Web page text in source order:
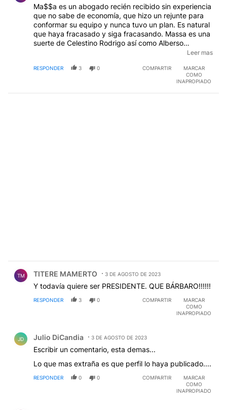
Ma$$a es un abogado recién recibido sin experiencia
que no sabe de economía, que hizo un rejunte para
conformar su equipo y nunca tuvo un plan. Es natural
que haya fracasado y siga fracasando. Massa es una
suerte de Celestino Rodrigo así como Alberso
Fernandez es un símil de Isabel Perón. Dos de los
con Ma$$a el dólar llegará a los 700 pesos más
Leer mas
RESPONDER 3 0 COMPARTIR
MARCAR
COMO
INAPROPIADO
TM TITERE MAMERTO 3 DE AGOSTO DE 2023
Y todavía quiere ser PRESIDENTE. QUE BÁRBARO!!!!!!
RESPONDER 3 0 COMPARTIR
MARCAR
COMO
INAPROPIADO
JD Julio DiCandia 3 DE AGOSTO DE 2023
Escribir un comentario, esta demas...
Lo que mas extraña es que perfil lo haya publicado....
RESPONDER 0 0 COMPARTIR
MARCAR
COMO
INAPROPIADO